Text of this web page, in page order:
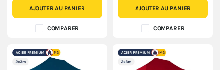
AJOUTER AU PANIER
COMPARER
AJOUTER AU PANIER
COMPARER